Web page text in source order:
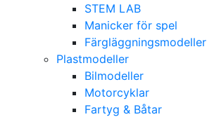
STEM LAB
Manicker för spel
Färgläggningsmodeller
Plastmodeller
Bilmodeller
Motorcyklar
Fartyg & Båtar